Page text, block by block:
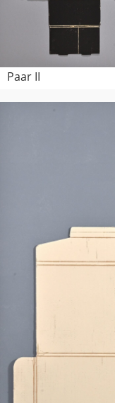
Paar II